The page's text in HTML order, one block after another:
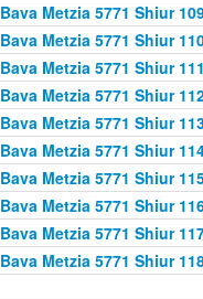
Bava Metzia 5771 Shiur
Bava Metzia 5771 Shiur
Bava Metzia 5771 Shiur
Bava Metzia 5771 Shiur
Bava Metzia 5771 Shiur
Bava Metzia 5771 Shiur
Bava Metzia 5771 Shiur
Bava Metzia 5771 Shiur
Bava Metzia 5771 Shiur
Bava Metzia 5771 Shiur